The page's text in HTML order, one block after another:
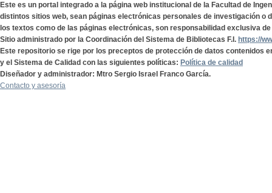
Este es un portal integrado a la página web institucional de la Facultad de
distintos sitios web, sean páginas electrónicas personales de investigación o
los textos como de las páginas electrónicas, son responsabilidad exclusiva
Sitio administrado por la Coordinación del Sistema de Bibliotecas F.I. https://
Este repositorio se rige por los preceptos de protección de datos contenidos
y el Sistema de Calidad con las siguientes políticas: Política de calidad
Diseñador y administrador: Mtro Sergio Israel Franco García.
Contacto y asesoría